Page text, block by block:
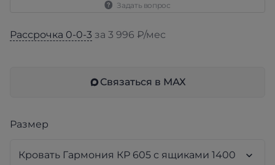
Задать вопрос
Рассрочка 0-0-3 за 3 996 ₽/мес
Связаться в МАХ
Размер